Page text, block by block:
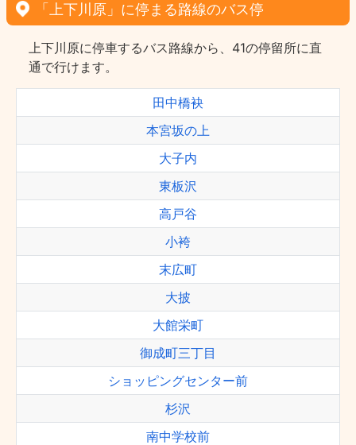
「上下川原」に停まる路線のバス停
上下川原に停車するバス路線から、41の停留所に直
通で行けます。
田中橋袂
本宮坂の上
大子内
東板沢
高戸谷
小袴
末広町
大披
大館栄町
御成町三丁目
ショッピングセンター前
杉沢
南中学校前